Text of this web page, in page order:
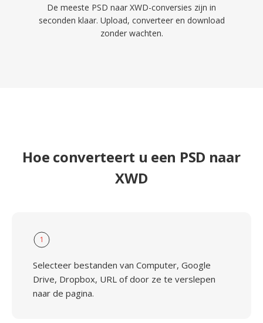
De meeste PSD naar XWD-conversies zijn in
seconden klaar. Upload, converteer en download
zonder wachten.
Hoe converteert u een PSD naar
XWD
1
Selecteer bestanden van Computer, Google
Drive, Dropbox, URL of door ze te verslepen
naar de pagina.